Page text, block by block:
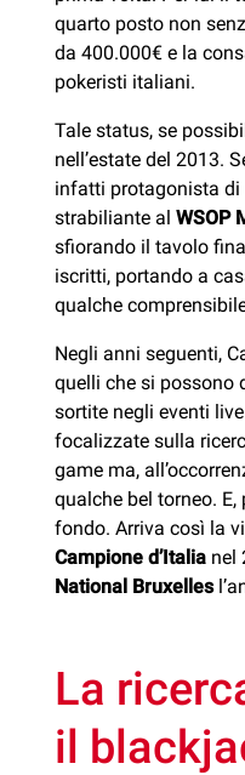
quarto posto non
da 400.000€ e la
pokeristi italiani.
Tale status, se
nell’estate del 2013.
infatti protagonista di
strabiliante al WSOP
sfiorando il tavolo
iscritti, portando a
qualche
Negli anni seguenti,
quelli che si possono
sortite negli eventi
focalizzate sulla
game ma,
qualche bel torneo.
fondo. Arriva così la
Campione d’Italia nel
National Bruxelles
La
il